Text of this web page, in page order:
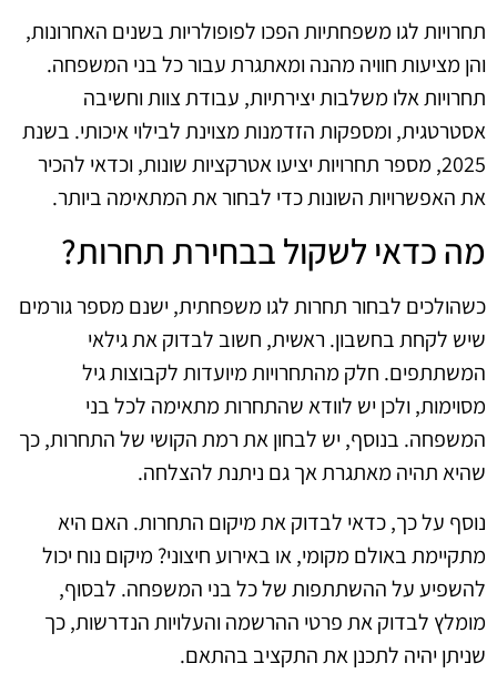
תחרויות לגו משפחתיות הפכו לפופולריות בשנים האחרונות,
והן מציעות חוויה מהנה ומאתגרת עבור כל בני המשפחה.
תחרויות אלו משלבות יצירתיות, עבודת צוות וחשיבה
אסטרטגית, ומספקות הזדמנות מצוינת לבילוי איכותי. בשנת
2025, מספר תחרויות יציעו אטרקציות שונות, וכדאי להכיר
את האפשרויות השונות כדי לבחור את המתאימה ביותר.
מה כדאי לשקול בבחירת תחרות?
כשהולכים לבחור תחרות לגו משפחתית, ישנם מספר גורמים
שיש לקחת בחשבון. ראשית, חשוב לבדוק את גילאי
המשתתפים. חלק מהתחרויות מיועדות לקבוצות גיל
מסוימות, ולכן יש לוודא שהתחרות מתאימה לכל בני
המשפחה. בנוסף, יש לבחון את רמת הקושי של התחרות, כך
שהיא תהיה מאתגרת אך גם ניתנת להצלחה.
נוסף על כך, כדאי לבדוק את מיקום התחרות. האם היא
מתקיימת באולם מקומי, או באירוע חיצוני? מיקום נוח יכול
להשפיע על ההשתתפות של כל בני המשפחה. לבסוף,
מומלץ לבדוק את פרטי ההרשמה והעלויות הנדרשות, כך
שניתן יהיה לתכנן את התקציב בהתאם.